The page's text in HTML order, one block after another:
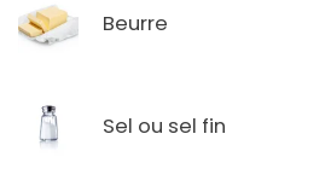
Beurre
Sel ou sel fin